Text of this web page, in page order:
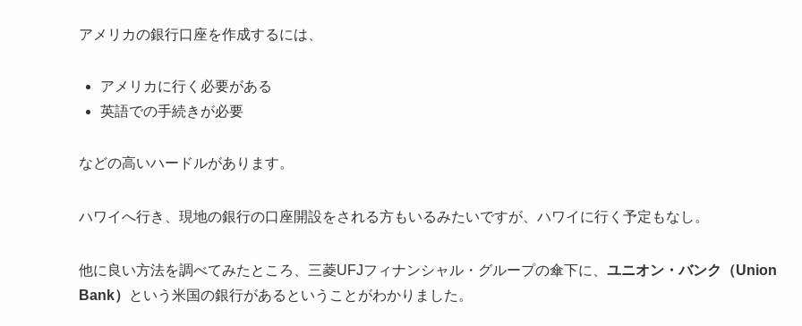
アメリカの銀行口座を作成するには、
アメリカに行く必要がある
英語での手続きが必要
などの高いハードルがあります。
ハワイへ行き、現地の銀行の口座開設をされる方もいるみたいですが、ハワイに行く予定もなし。
他に良い方法を調べてみたところ、三菱UFJフィナンシャル・グループの傘下に、 ユニオン・バンク（Union
Bank）
という米国の銀行があるということがわかりました。